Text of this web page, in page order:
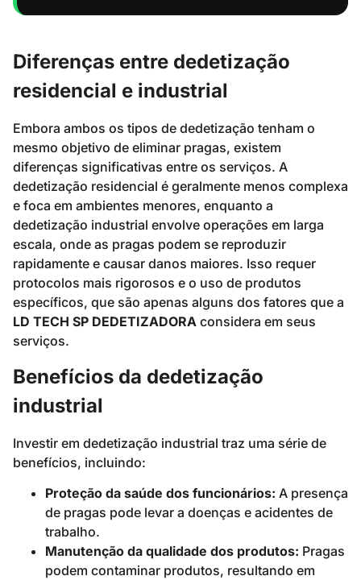
Diferenças entre dedetização
residencial e industrial
Embora ambos os tipos de dedetização tenham o
mesmo objetivo de eliminar pragas, existem
diferenças significativas entre os serviços. A
dedetização residencial é geralmente menos complexa
e foca em ambientes menores, enquanto a
dedetização industrial envolve operações em larga
escala, onde as pragas podem se reproduzir
rapidamente e causar danos maiores. Isso requer
protocolos mais rigorosos e o uso de produtos
específicos, que são apenas alguns dos fatores que a
LD TECH SP DEDETIZADORA considera em seus
serviços.
Benefícios da dedetização
industrial
Investir em dedetização industrial traz uma série de
benefícios, incluindo:
Proteção da saúde dos funcionários: A presença
de pragas pode levar a doenças e acidentes de
trabalho.
Manutenção da qualidade dos produtos: Pragas
podem contaminar produtos, resultando em